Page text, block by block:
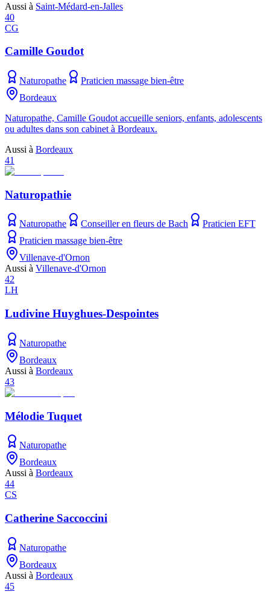
Aussi à Saint-Médard-en-Jalles
40
CG
Camille Goudot
Naturopathe
Praticien massage bien-être
Bordeaux
Naturopathe, Camille Goudot accueille seniors, enfants, adolescents
ou adultes dans son cabinet à Bordeaux.
Aussi à Bordeaux
41
Naturopathie
Naturopathe Conseiller en fleurs de Bach
Praticien EFT
Praticien massage bien-être
Villenave-d'Ornon
Aussi à Villenave-d'Ornon
42
LH
Ludivine Huyghues-Despointes
Naturopathe
Bordeaux
Aussi à Bordeaux
43
Mélodie Tuquet
Naturopathe
Bordeaux
Aussi à Bordeaux
44
CS
Catherine Saccoccini
Naturopathe
Bordeaux
Aussi à Bordeaux
45